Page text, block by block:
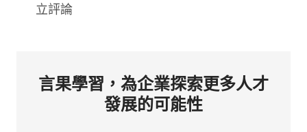
立評論
言果學習，為企業探索更多人才
發展的可能性